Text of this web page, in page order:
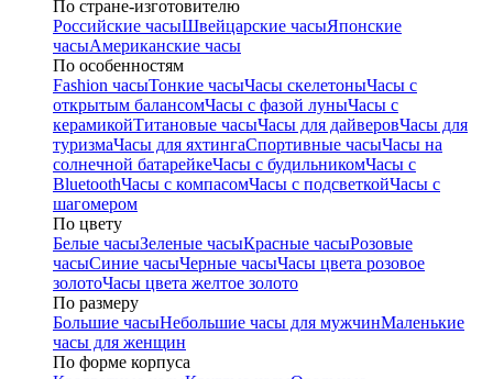
По стране-изготовителю
Российские часыШвейцарские часыЯпонские
часыАмериканские часы
По особенностям
Fashion часыТонкие часыЧасы скелетоныЧасы с
открытым балансомЧасы с фазой луныЧасы с
керамикойТитановые часыЧасы для дайверовЧасы для
туризмаЧасы для яхтингаСпортивные часыЧасы на
солнечной батарейкеЧасы с будильникомЧасы с
BluetoothЧасы с компасомЧасы с подсветкойЧасы с
шагомером
По цвету
Белые часыЗеленые часыКрасные часыРозовые
часыСиние часыЧерные часыЧасы цвета розовое
золотоЧасы цвета желтое золото
По размеру
Большие часыНебольшие часы для мужчинМаленькие
часы для женщин
По форме корпуса